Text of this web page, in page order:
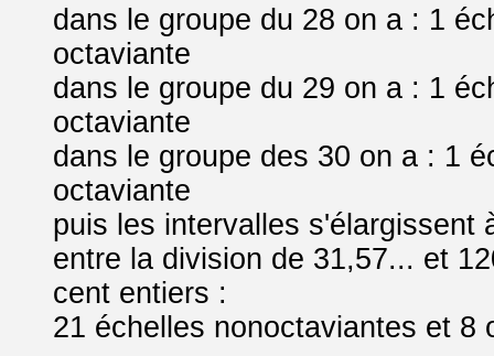
dans le groupe du 28 on a : 1
octaviante
dans le groupe du 29 on a : 1
octaviante
dans le groupe des 30 on a : 1
octaviante
puis les intervalles s'élargissent
entre la division de 31,57... et
cent entiers :
21 échelles nonoctaviantes et 8